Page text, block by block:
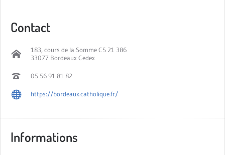
Contact
183, cours de la Somme CS 21 386
33077 Bordeaux Cedex
05 56 91 81 82
https://bordeaux.catholique.fr/
Informations